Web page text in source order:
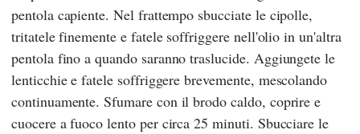
pentola capiente. Nel frattempo sbucciate le cipolle,
tritatele finemente e fatele soffriggere nell'olio in un'altra
pentola fino a quando saranno traslucide. Aggiungete le
lenticchie e fatele soffriggere brevemente, mescolando
continuamente. Sfumare con il brodo caldo, coprire e
cuocere a fuoco lento per circa 25 minuti. Sbucciare le